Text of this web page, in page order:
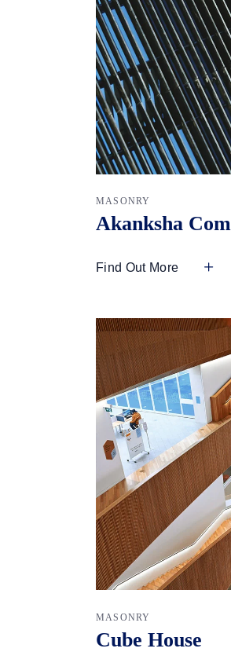
MASONRY
Akanksha
Find Out More
MASONRY
Cube House